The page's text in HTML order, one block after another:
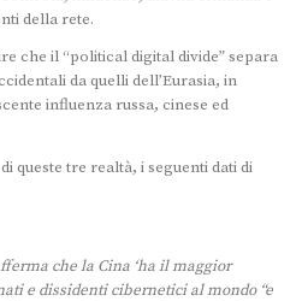
della rete.
che il “political digital divide” separa
da quelli dell’Eurasia, in
influenza russa, cinese ed
queste tre realtà, i seguenti dati di
che la Cina ‘ha il maggior
e dissidenti cibernetici al mondo “e